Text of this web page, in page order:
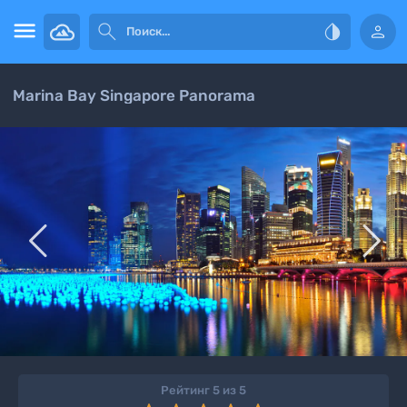
   
Marina Bay Singapore Panorama
 
Рейтинг 5 из 5